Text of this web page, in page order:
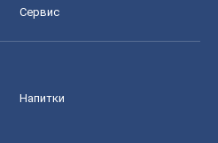
Сервис
Напитки